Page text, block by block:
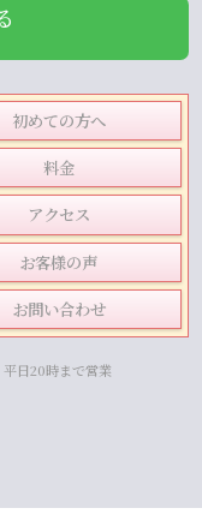
初めての方へ
料金
アクセス
お客様の声
お問い合わせ
日20時まで営業